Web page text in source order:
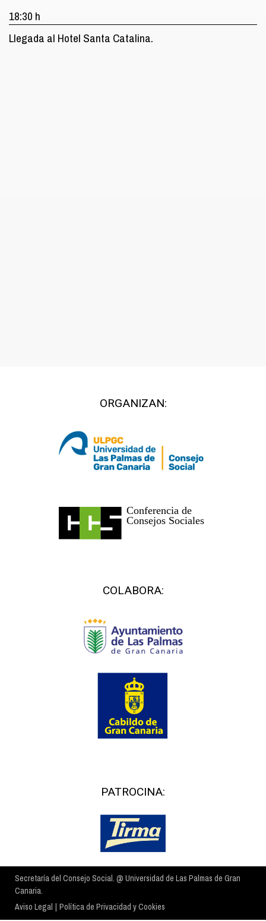
18:30 h
Llegada al Hotel Santa Catalina.
ORGANIZAN:
COLABORA:
PATROCINA:
Secretaría del Consejo Social. @ Universidad de Las Palmas de Gran
Canaria.
Aviso Legal | Política de Privacidad y Cookies